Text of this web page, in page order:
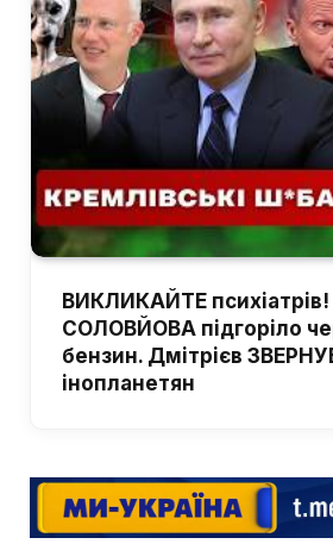
ВИКЛИКАЙТЕ психіатрів!
СОЛОВЙОВА підгоріло
бензин. Дмітрієв
інопланетян